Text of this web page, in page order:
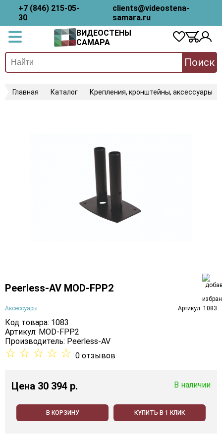
+7 (846) 215-05-
30
clients@videostena-
samara.ru
ВИДЕОСТЕНЫ
САМАРА
Поиск
Главная Каталог Крепления, кронштейны, аксессуары
Peerless-AV MOD-FPP2
Аксессуары Артикул: 1083
Код товара: 1083
Артикул: MOD-FPP2
Производитель: Peerless-AV
☆ ☆ ☆ ☆ ☆ 0 отзывов
Цена 30 394 p. В наличии
В КОРЗИНУ КУПИТЬ В 1 КЛИК